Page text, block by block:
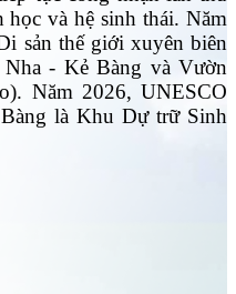
học và hệ sinh thái. Năm
sản thế giới xuyên biên
- Kẻ Bàng và Vườn
Năm 2026, UNESCO
là Khu Dự trữ Sinh